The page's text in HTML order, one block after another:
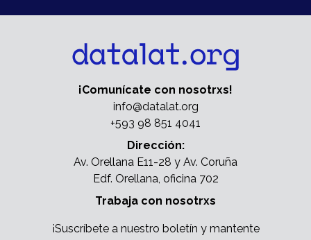
¡Comunícate con nosotrxs!
info@datalat.org
+593 98 851 4041
Dirección:
Av. Orellana E11-28 y Av. Coruña
Edf. Orellana, oficina 702
Trabaja con nosotrxs
¡Suscríbete a nuestro boletín y mantente